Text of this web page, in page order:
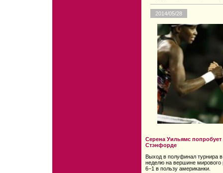
2014/05/28
Серена Уильямс
Стэнфорде
Выход в полуфинал турнира
неделю на вершине мирового
6−1 в пользу американки.